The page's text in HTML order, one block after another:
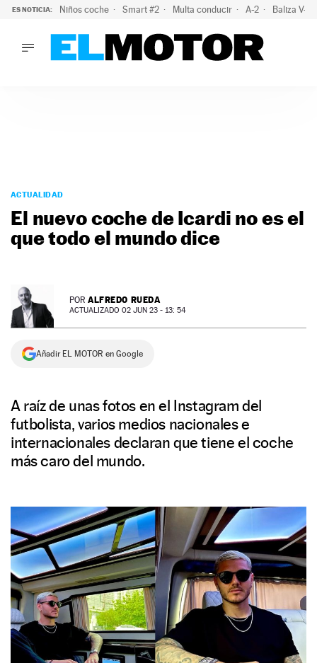
ES NOTICIA: Niños coche Smart #2 Multa conducir A-2 Baliza V-
PODCAST
MOTOS
TECNOLOGÍA
SUPERCOCHES
PREMIOS
SERVICIOS
ACTUALIDAD
El nuevo coche de Icardi no es el
que todo el mundo dice
POR ALFREDO RUEDA
ACTUALIZADO 02 JUN 23 - 13: 54
Añadir EL MOTOR en Google
A raíz de unas fotos en el Instagram del
futbolista, varios medios nacionales e
internacionales declaran que tiene el coche
más caro del mundo.